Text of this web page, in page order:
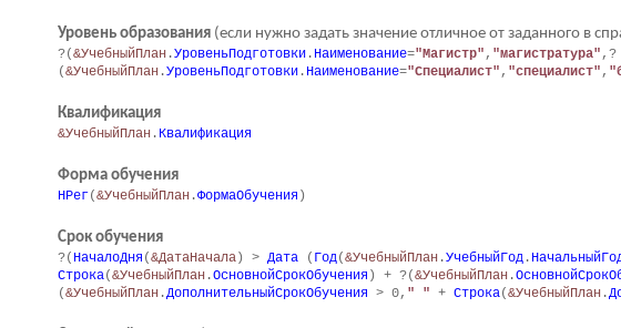
Уровень образования (если нужно задать значение отличное от заданного в
?(&УчебныйПлан .УровеньПодготовки . Наименование="Магистр" , "магистратура" ,?
(&УчебныйПлан .УровеньПодготовки . Наименование="Специалист" , "специалист" ,
Квалификация
&УчебныйПлан . Квалификация
Форма обучения
НРег(&УчебныйПлан .ФормаОбучения )
Срок обучения
?( НачалоДня (&ДатаНачала ) > Дата ( Год(&УчебныйПлан .УчебныйГод .
Строка(&УчебныйПлан .ОсновнойСрокОбучения ) + ?(&УчебныйПлан .
(&УчебныйПлан .ДополнительныйСрокОбучения > 0, " " + Строка(&УчебныйПлан .